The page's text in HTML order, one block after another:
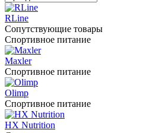
RLine
Сопутствующие товары
Спортивное питание
Maxler
Спортивное питание
Olimp
Спортивное питание
HX Nutrition